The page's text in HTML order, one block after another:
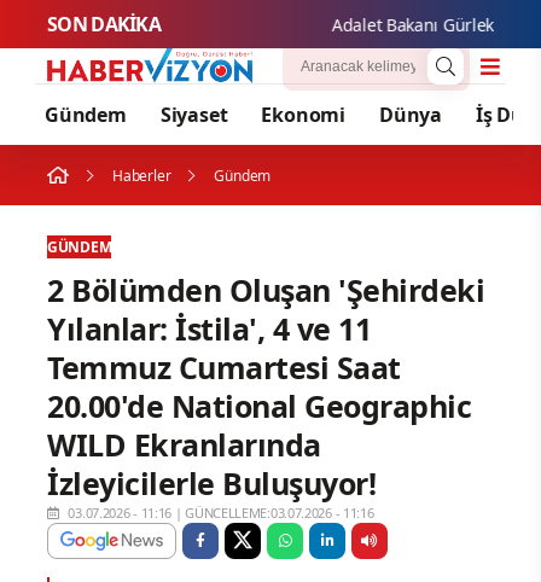
SON DAKİKA Adalet Bakanı Gürlek, Uğur
Gündem Siyaset Ekonomi Dünya İş
Haberler Gündem
GÜNDEM
2 Bölümden Oluşan 'Şehirdeki
Yılanlar: İstila', 4 ve 11
Temmuz Cumartesi Saat
20.00'de National Geographic
WILD Ekranlarında
İzleyicilerle Buluşuyor!
03.07.2026 - 11:16 |GÜNCELLEME:03.07.2026 - 11:16